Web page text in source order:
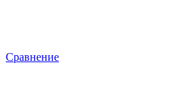
Сравнение